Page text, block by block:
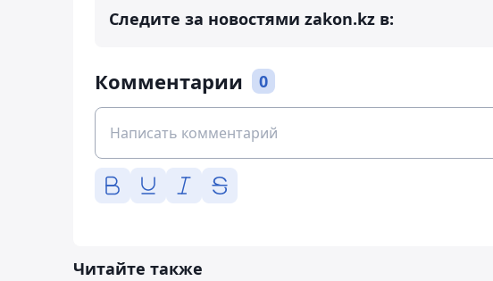
Следите за новостями zakon.kz в:
Комментарии 0
Читайте также